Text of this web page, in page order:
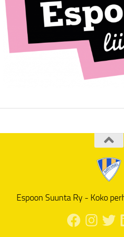
Espoon Suunta Ry - Koko